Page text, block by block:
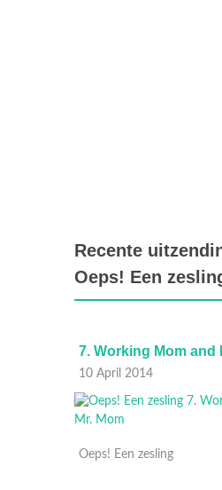
Recente
Oeps! Een
7. Working Mom and
10 April 2014
Oeps! Een zesling